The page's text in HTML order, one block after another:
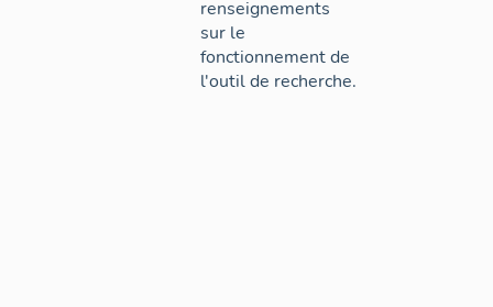
renseignements
sur le
fonctionnement de
l'outil de recherche.